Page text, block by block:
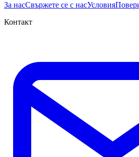
За насСвържете се с насУсловия
Контакт